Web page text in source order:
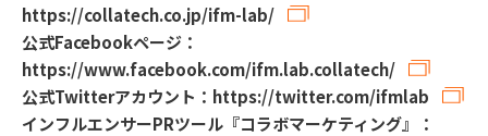
https://collatech.co.jp/ifm-lab/
公式Facebookページ：
https://www.facebook.com/ifm.lab.collatech/
公式Twitterアカウント： https://twitter.com/ifmlab
インフルエンサーPRツール『コラボマーケティング』：